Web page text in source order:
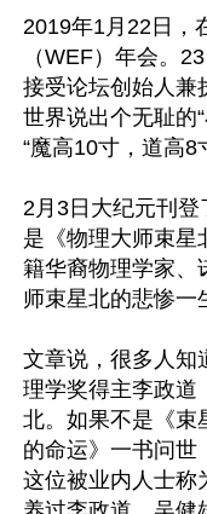
2019年1月22日，
（WEF）年会。
接受论坛创始人兼
世界说出个无耻的
“魔高10寸，道高8
2月3日大纪元刊
是《物理大师束星
籍华裔物理学家、
师束星北的悲惨一
文章说，很多人知
理学奖得主李政道
北。如果不是《
的命运》一书问世
这位被业内人士称